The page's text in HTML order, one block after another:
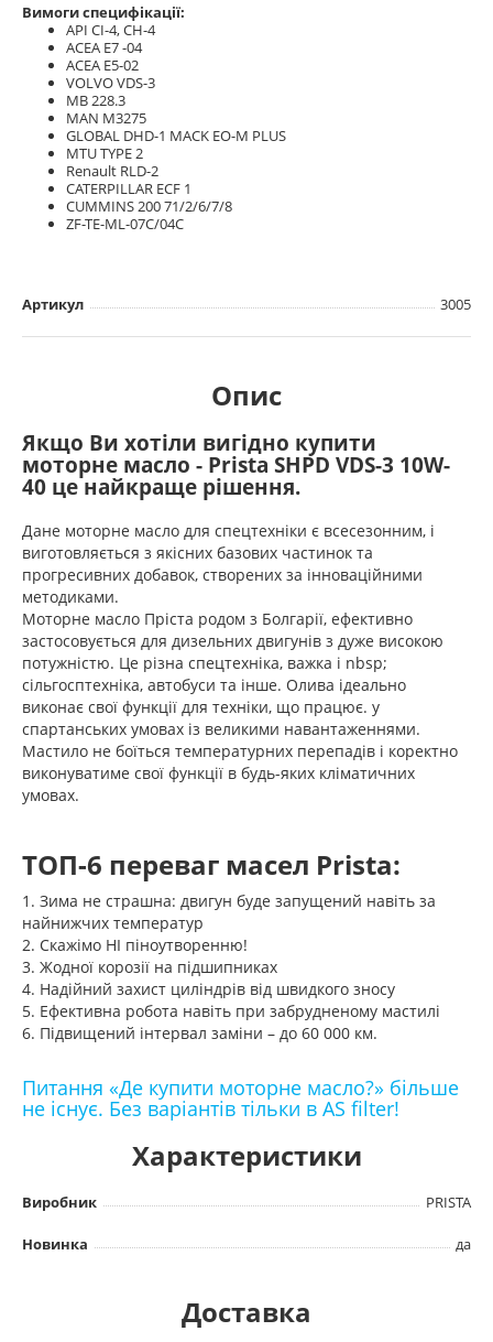
Вимоги специфікації:
API CI-4, CH-4
ACEA E7 -04
ACEA E5-02
VOLVO VDS-3
MB 228.3
MAN M3275
GLOBAL DHD-1 MACK EO-M PLUS
MTU TYPE 2
Renault RLD-2
CATERPILLAR ECF 1
CUMMINS 200 71/2/6/7/8
ZF-TE-ML-07C/04C
Артикул 3005
Опис
Якщо Ви хотіли вигідно купити
моторне масло - Prista SHPD VDS-3 10W-
40 це найкраще рішення.
Дане моторне масло для спецтехніки є всесезонним, і
виготовляється з якісних базових частинок та
прогресивних добавок, створених за інноваційними
методиками.
Моторне масло Пріста родом з Болгарії, ефективно
застосовується для дизельних двигунів з дуже високою
потужністю. Це різна спецтехніка, важка і nbsp;
сільгосптехніка, автобуси та інше. Олива ідеально
виконає свої функції для техніки, що працює. у
спартанських умовах із великими навантаженнями.
Мастило не боїться температурних перепадів і коректно
виконуватиме свої функції в будь-яких кліматичних
умовах.
ТОП-6 переваг масел Prista:
1. Зима не страшна: двигун буде запущений навіть за
найнижчих температур
2. Скажімо НІ піноутворенню!
3. Жодної корозії на підшипниках
4. Надійний захист циліндрів від швидкого зносу
5. Ефективна робота навіть при забрудненому мастилі
6. Підвищений інтервал заміни – до 60 000 км.
Питання «Де купити моторне масло?» більше
не існує. Без варіантів тільки в AS filter!
Характеристики
Виробник PRISTA
Новинка да
Доставка